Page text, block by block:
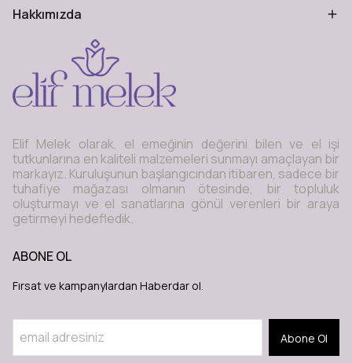
Hakkımızda
Elif Melek olarak, el emeğinin değerini bilen ve el işi
tutkunlarına en kaliteli malzemeleri sunmayı amaçlayan bir
markayız. Kuruluşunun başlangıcından itibaren, sadece bir
tuhafiye mağazası olmanın ötesinde, bir topluluk
oluşturmayı ve el sanatlarına gönül verenleri bir araya
getirmeyi hedefledik.
ABONE OL
Fırsat ve kampanylardan Haberdar ol.
Abone Ol